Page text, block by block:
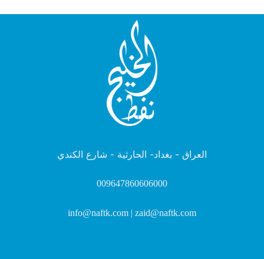
العراق - بغداد- الحارثية - شارع الكندي
009647860606000
info@naftk.com | zaid@naftk.com